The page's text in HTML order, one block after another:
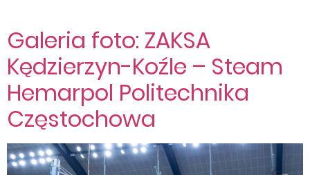
Galeria foto: ZAKSA
Kędzierzyn-Koźle – Steam
Hemarpol Politechnika
Częstochowa